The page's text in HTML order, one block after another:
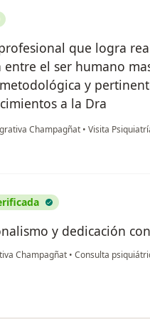
que logra
el ser humano
y
a la Dra
Champagñat • Visita
y dedicación
Champagñat • Consulta